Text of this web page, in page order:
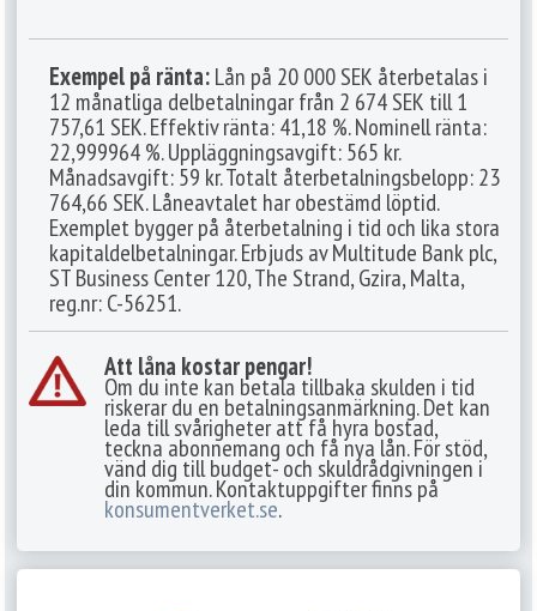
Exempel på ränta:Lån på 20 000 SEK återbetalas i
12 månatliga delbetalningar från 2 674 SEK till 1
757,61 SEK. Effektiv ränta: 41,18 %. Nominell ränta:
22,999964 %. Uppläggningsavgift: 565 kr.
Månadsavgift: 59 kr. Totalt återbetalningsbelopp: 23
764,66 SEK. Låneavtalet har obestämd löptid.
Exemplet bygger på återbetalning i tid och lika stora
kapitaldelbetalningar. Erbjuds av Multitude Bank plc,
ST Business Center 120, The Strand, Gzira, Malta,
reg.nr: C-56251.
Att låna kostar pengar!
Om du inte kan betala tillbaka skulden i tid
riskerar du en betalningsanmärkning. Det kan
leda till svårigheter att få hyra bostad,
teckna abonnemang och få nya lån. För stöd,
vänd dig till budget- och skuldrådgivningen i
din kommun. Kontaktuppgifter finns på
konsumentverket.se.